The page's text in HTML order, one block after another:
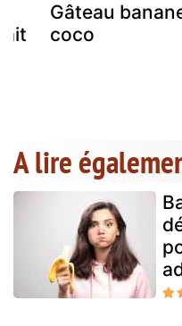
Gâteau
coco
A lire